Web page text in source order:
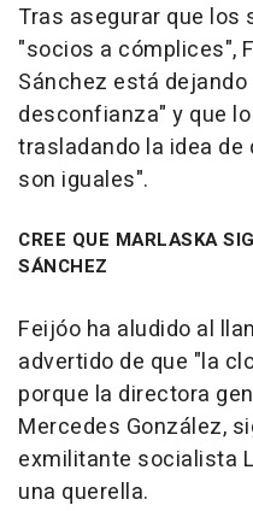
Tras asegurar que los
"socios a cómplices",
Sánchez está
desconfianza" y que
trasladando la idea
son iguales".
CREE QUE MARLASKA
SÁNCHEZ
Feijóo ha aludido al
advertido de que "la
porque la directora
Mercedes González,
exmilitante socialista
una querella.